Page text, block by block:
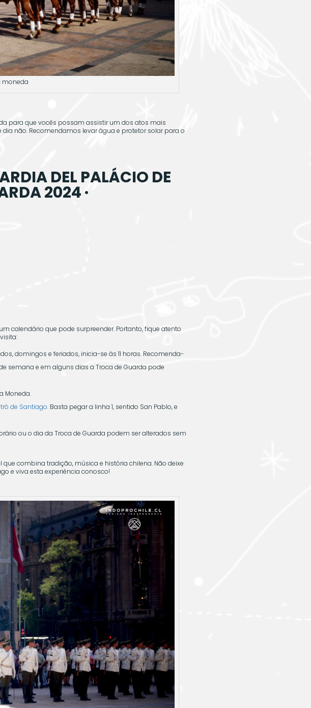
moneda
para que vocês possam assistir um dos atos mais
não. Recomendamos levar água e protetor solar para o
DEL PALÁCIO DE
2024 ·
calendário que pode surpreender. Portanto, fique atento
domingos e feriados, inicia-se às 11 horas. Recomenda-
semana e em alguns dias a Troca de Guarda pode
Moneda.
de Santiago. Basta pegar a linha 1, sentido San Pablo, e
ou o dia da Troca de Guarda podem ser alterados sem
combina tradição, música e história chilena. Não deixe
e viva esta experiência conosco!